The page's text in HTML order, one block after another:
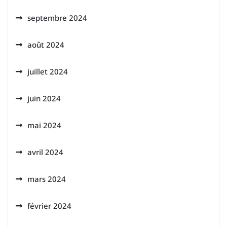
septembre 2024
août 2024
juillet 2024
juin 2024
mai 2024
avril 2024
mars 2024
février 2024